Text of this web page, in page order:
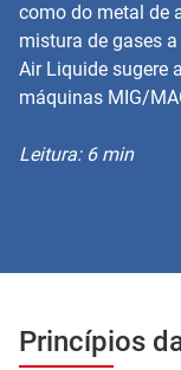
como do metal de
mistura de gases
Air Liquide sugere
máquinas MIG/
Leitura: 6 min
Princípios